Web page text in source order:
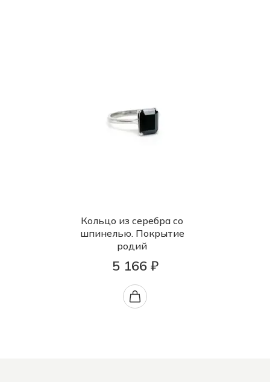
Кольцо из серебра со
шпинелью. Покрытие
родий
5 166 ₽